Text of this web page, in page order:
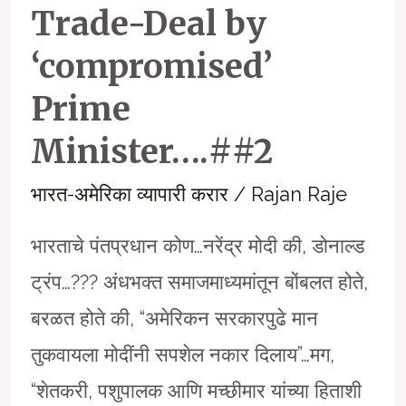
Trade-Deal by
‘compromised’
Prime
Minister….##2
भारत-अमेरिका व्यापारी करार/ Rajan Raje
भारताचे पंतप्रधान कोण…नरेंद्र मोदी की, डोनाल्ड
ट्रंप…??? अंधभक्त समाजमाध्यमांतून बोंबलत होते,
बरळत होते की, “अमेरिकन सरकारपुढे मान
तुकवायला मोदींनी सपशेल नकार दिलाय”…मग,
“शेतकरी, पशुपालक आणि मच्छीमार यांच्या हिताशी